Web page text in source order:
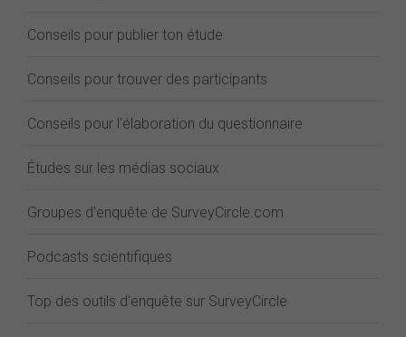
Conseils pour publier ton étude
Conseils pour trouver des participants
Conseils pour l'élaboration du questionnaire
Études sur les médias sociaux
Groupes d'enquête de SurveyCircle.com
Podcasts scientifiques
Top des outils d'enquête sur SurveyCircle